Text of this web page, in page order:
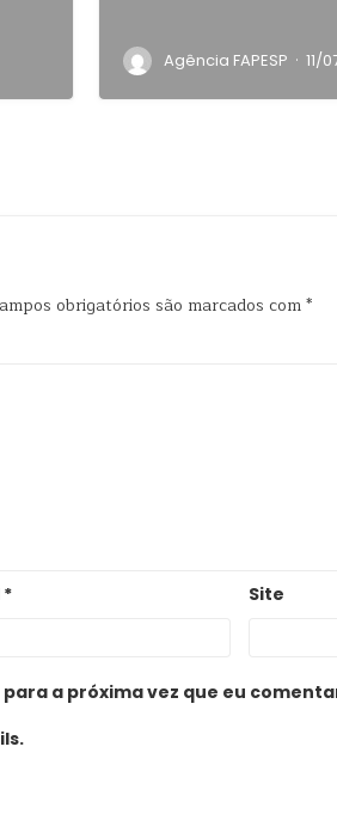
Agência FAPESP · 11/
obrigatórios são marcados com*
* Site
a próxima vez que eu